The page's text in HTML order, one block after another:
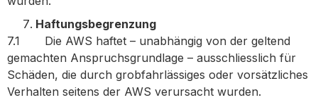
Haftungsbegrenzung
7.1 Die AWS haftet – unabhängig von der geltend
gemachten Anspruchsgrundlage – ausschliesslich für
Schäden, die durch grobfahrlässiges oder vorsätzliches
Verhalten seitens der AWS verursacht wurden.